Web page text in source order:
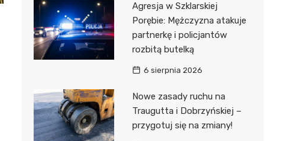
Agresja w Szklarskiej
Porębie: Mężczyzna atakuje
partnerkę i policjantów
rozbitą butelką
6 sierpnia 2026
Nowe zasady ruchu na
Traugutta i Dobrzyńskiej –
przygotuj się na zmiany!